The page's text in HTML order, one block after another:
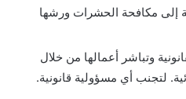
إلى مكافحة الحشرات ورشها
وتباشر أعمالها من خلال
لتجنب أي مسؤولية قانونية.